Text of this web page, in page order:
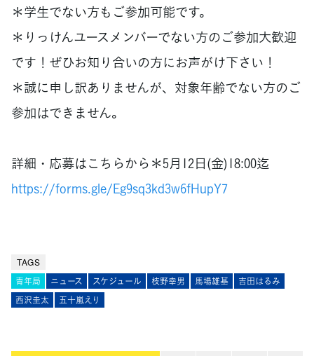
＊学生でない方もご参加可能です。
＊りっけんユースメンバーでない方のご参加大歓迎
です！ぜひお知り合いの方にお声がけ下さい！
＊誠に申し訳ありませんが、対象年齢でない方のご
参加はできません。
詳細・応募はこちらから＊5月12日(金)18:00迄
https://forms.gle/Eg9sq3kd3w6fHupY7
TAGS
青年局 ニュース スケジュール 枝野幸男 馬場雄基
吉田はるみ
西沢圭太
五十嵐えり